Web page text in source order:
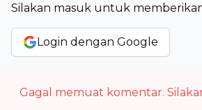
Silakan masuk untuk
Login dengan Google
Gagal memuat komentar.